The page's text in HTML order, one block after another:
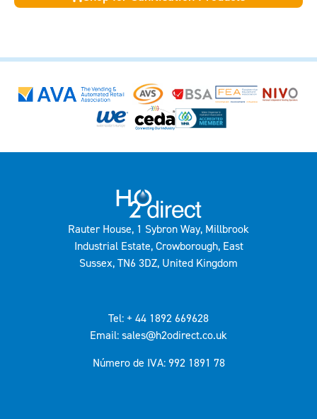
Rauter House, 1 Sybron Way, Millbrook
Industrial Estate, Crowborough, East
Sussex, TN6 3DZ, United Kingdom
Tel: + 44 1892 669628
Email: sales@h2odirect.co.uk
Número de IVA: 992 1891 78